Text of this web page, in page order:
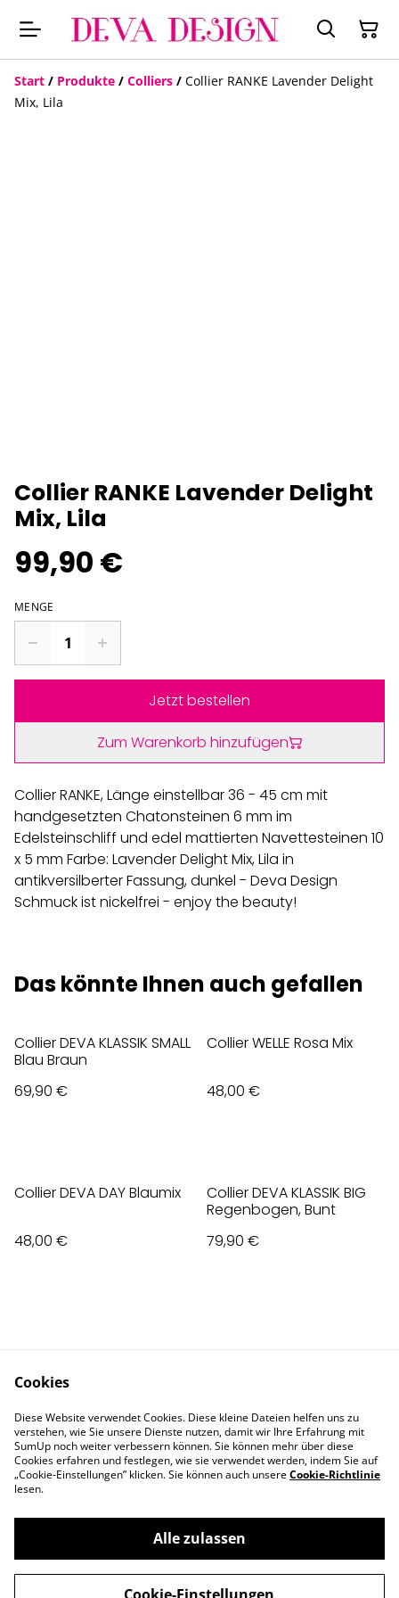
Start / Produkte / Colliers / Collier RANKE Lavender Delight
Mix, Lila
Collier RANKE Lavender Delight
Mix, Lila
99,90 €
MENGE
Jetzt bestellen
Zum Warenkorb hinzufügen
Collier RANKE, Länge einstellbar 36 - 45 cm mit
handgesetzten Chatonsteinen 6 mm im
Edelsteinschliff und edel mattierten Navettesteinen 10
x 5 mm Farbe: Lavender Delight Mix, Lila in
antikversilberter Fassung, dunkel - Deva Design
Schmuck ist nickelfrei - enjoy the beauty!
Das könnte Ihnen auch gefallen
Collier DEVA KLASSIK SMALL
Blau Braun
69,90 €
Collier WELLE Rosa Mix
48,00 €
Collier DEVA DAY Blaumix
48,00 €
Collier DEVA KLASSIK BIG
Regenbogen, Bunt
79,90 €
Privacy Policy
Cookie Policy
Impressum
©2026Deva Design - die Schmuckmanufaktur
Cookies
Diese Website verwendet Cookies. Diese kleine Dateien helfen uns zu
verstehen, wie Sie unsere Dienste nutzen, damit wir Ihre Erfahrung mit
SumUp noch weiter verbessern können. Sie können mehr über diese
Cookies erfahren und festlegen, wie sie verwendet werden, indem Sie auf
„Cookie-Einstellungen” klicken. Sie können auch unsereCookie-Richtlinie
lesen.
Alle zulassen